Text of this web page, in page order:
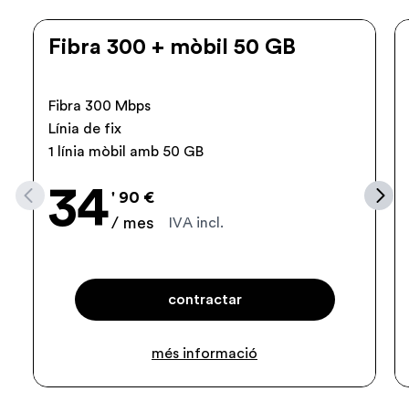
Fibra 300 + mòbil 50 GB
Fibra 300 Mbps
Línia de fix
1 línia mòbil amb 50 GB
34 ' 90 €
/ mes
IVA incl.
contractar
més informació